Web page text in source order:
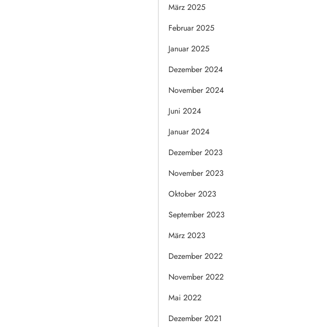
März 2025
Februar 2025
Januar 2025
Dezember 2024
November 2024
Juni 2024
Januar 2024
Dezember 2023
November 2023
Oktober 2023
September 2023
März 2023
Dezember 2022
November 2022
Mai 2022
Dezember 2021